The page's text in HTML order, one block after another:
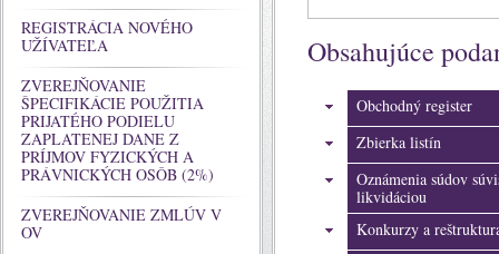
REGISTRÁCIA NOVÉHO
UŽÍVATEĽA
ZVEREJŇOVANIE
ŠPECIFIKÁCIE POUŽITIA
PRIJATÉHO PODIELU
ZAPLATENEJ DANE Z
PRÍJMOV FYZICKÝCH A
PRÁVNICKÝCH OSÔB (2%)
ZVEREJŇOVANIE ZMLÚV V
OV
Obsahujúce
Obchodný register
Zbierka listín
Oznámenia súdov
likvidáciou
Konkurzy a